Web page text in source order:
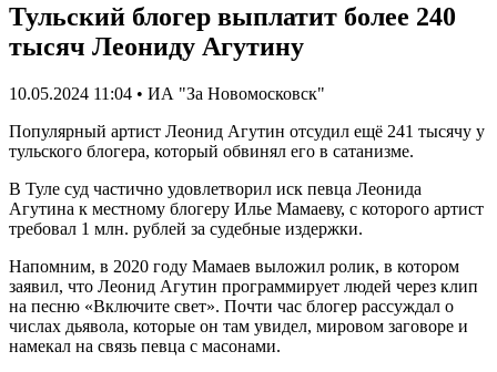
Тульский блогер выплатит более 240
тысяч Леониду Агутину
10.05.2024 11:04 • ИА "За Новомосковск"
Популярный артист Леонид Агутин отсудил ещё 241 тысячу у
тульского блогера, который обвинял его в сатанизме.
В Туле суд частично удовлетворил иск певца Леонида
Агутина к местному блогеру Илье Мамаеву, с которого артист
требовал 1 млн. рублей за судебные издержки.
Напомним, в 2020 году Мамаев выложил ролик, в котором
заявил, что Леонид Агутин программирует людей через клип
на песню «Включите свет». Почти час блогер рассуждал о
числах дьявола, которые он там увидел, мировом заговоре и
намекал на связь певца с масонами.